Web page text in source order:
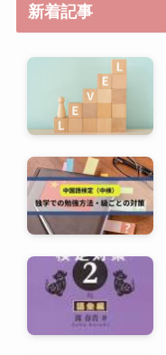
新着記事